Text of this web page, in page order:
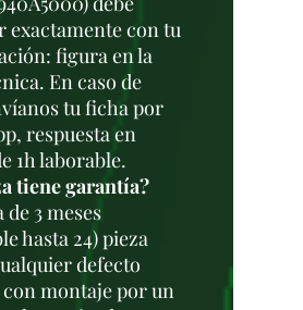
exactamente con tu
figura en la
En caso de
tu ficha por
respuesta en
1h laborable.
tiene garantía?
3 meses
hasta 24) pieza
defecto
montaje por un